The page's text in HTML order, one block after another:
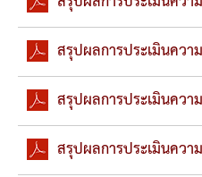
VDO Present
ประกาศแผนการจัดซื้
ประกาศแผนการจัด
สรุปผลการประเมินคว
สรุปผลการประเมินคว
สรุปผลการประเมินคว